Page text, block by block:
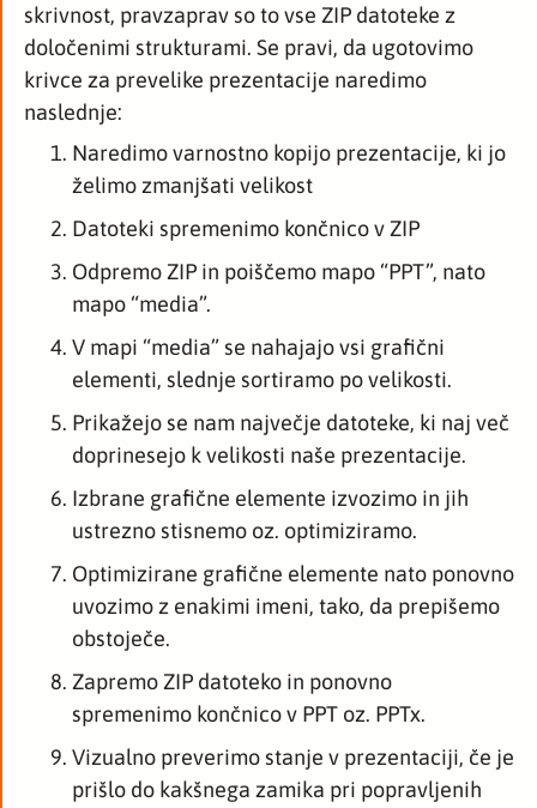
skrivnost, pravzaprav so to vse ZIP datoteke z
določenimi strukturami. Se pravi, da ugotovimo
krivce za prevelike prezentacije naredimo
naslednje:
Naredimo varnostno kopijo prezentacije, ki jo
želimo zmanjšati velikost
Datoteki spremenimo končnico v ZIP
Odpremo ZIP in poiščemo mapo “PPT”, nato
mapo “media”.
V mapi “media” se nahajajo vsi grafični
elementi, slednje sortiramo po velikosti.
Prikažejo se nam največje datoteke, ki naj več
doprinesejo k velikosti naše prezentacije.
Izbrane grafične elemente izvozimo in jih
ustrezno stisnemo oz. optimiziramo.
Optimizirane grafične elemente nato ponovno
uvozimo z enakimi imeni, tako, da prepišemo
obstoječe.
Zapremo ZIP datoteko in ponovno
spremenimo končnico v PPT oz. PPTx.
Vizualno preverimo stanje v prezentaciji, če je
prišlo do kakšnega zamika pri popravljenih